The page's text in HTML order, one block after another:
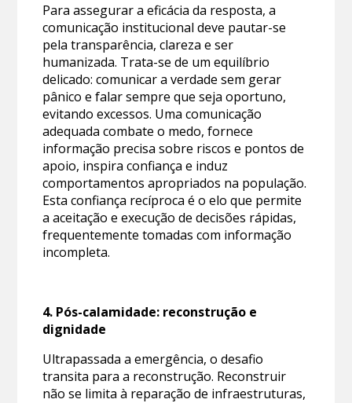
Para assegurar a eficácia da resposta, a
comunicação institucional deve pautar-se
pela transparência, clareza e ser
humanizada. Trata-se de um equilíbrio
delicado: comunicar a verdade sem gerar
pânico e falar sempre que seja oportuno,
evitando excessos. Uma comunicação
adequada combate o medo, fornece
informação precisa sobre riscos e pontos de
apoio, inspira confiança e induz
comportamentos apropriados na população.
Esta confiança recíproca é o elo que permite
a aceitação e execução de decisões rápidas,
frequentemente tomadas com informação
incompleta.
4. Pós-calamidade: reconstrução e
dignidade
Ultrapassada a emergência, o desafio
transita para a reconstrução. Reconstruir
não se limita à reparação de infraestruturas,